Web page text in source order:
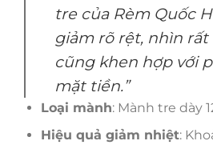
tre của Rèm Quốc
giảm rõ rệt, nhìn rất
cũng khen hợp với
mặt tiền.”
Loại mành: Mành tre dày
Hiệu quả giảm nhiệt: